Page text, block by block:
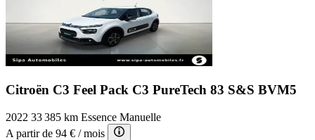
Citroën C3 Feel Pack C3 PureTech 83 S&S BVM5
2022 33 385 km Essence Manuelle
A partir de 94 € / mois